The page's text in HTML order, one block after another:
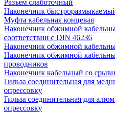
Разъем слаботочный
Наконечник
Муфта кабельная концевая
Наконечник обжимной
соответствии с DIN 46236
Наконечник обжимной
Наконечник обжимной
проводников
Наконечник кабельный со
Гильза соединительная для
опрессовку
Гильза соединительная для
опрессовку